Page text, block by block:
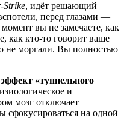
Strike, идёт решающий
перед глазами —
вы не замечаете, как
как кто-то говорит ваше
не моргали. Вы полностью
эффект «туннельного
и
мозг отключает
сфокусироваться на одной